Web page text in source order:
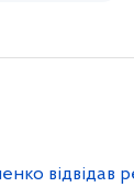
відвідав